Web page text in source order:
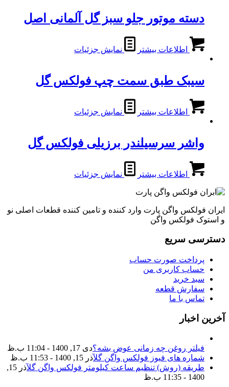
دسته موتور جلو سبز گل آلمانی اصل
اطلاعات بیشتر نمایش جزئیات
سیبک طبق سمت چپ فولکس گل
اطلاعات بیشتر نمایش جزئیات
واشر سرسیلندر برزیلی فولکس گل
اطلاعات بیشتر نمایش جزئیات
ایران فولکس واگن پارت وارد کننده و تامین کننده قطعات اصلی نو
و استوک فولکس واگن
دسترسی سریع
پرداخت صورت حساب
حساب کاربری من
سبد خرید
سفارش قطعه
تماس با ما
آخرین اخبار
فیلتر روغن چه زمانی عوض بشه؟دی 17, 1400 - 11:04 ب.ظ
شماره های فیوز فولکس واگن گلآذر 15, 1400 - 11:53 ب.ظ
طریقه (روش) تنظیم ساعت کیلومتر فولکس واگن گل
آذر 15,
1400 - 11:35 ب.ظ